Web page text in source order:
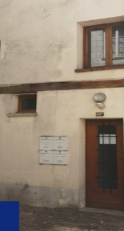
RECHERCHE